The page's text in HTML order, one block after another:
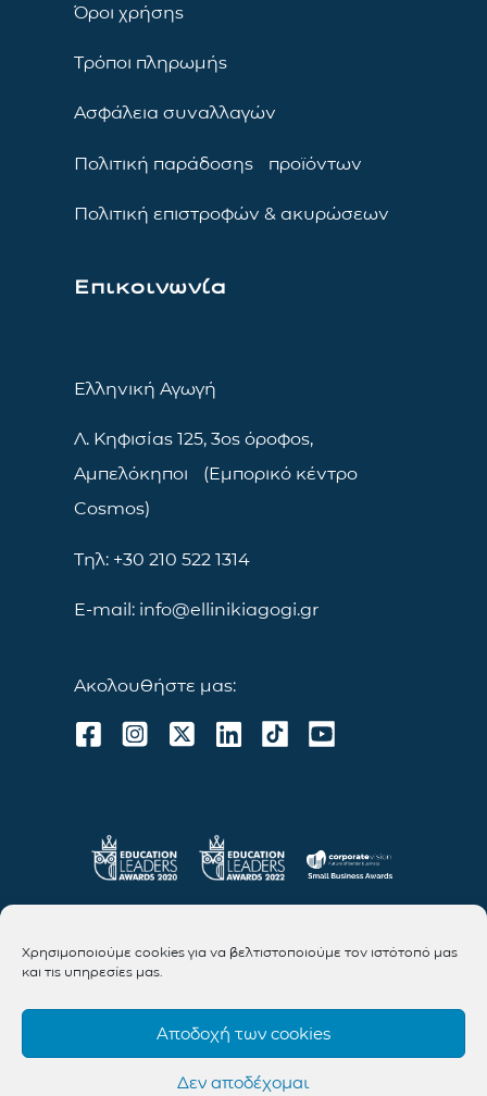
Χρησιμοποιούμε cookies για να βελτιστοποιούμε τον ιστότοπό μας
και τις υπηρεσίες μας.
Αποδοχή των cookies
Δεν αποδέχομαι
Όροι χρήσης
Τρόποι πληρωμής
Ασφάλεια συναλλαγών
Πολιτική παράδοσης προϊόντων
Πολιτική επιστροφών & ακυρώσεων
Επικοινωνία
Ελληνική Αγωγή
Λ. Κηφισίας 125, 3ος όροφος,
Αμπελόκηποι (Εμπορικό κέντρο
Cosmos)
Τηλ: +30 210 522 1314
E-mail: info@ellinikiagogi.gr
Ακολουθήστε μας: